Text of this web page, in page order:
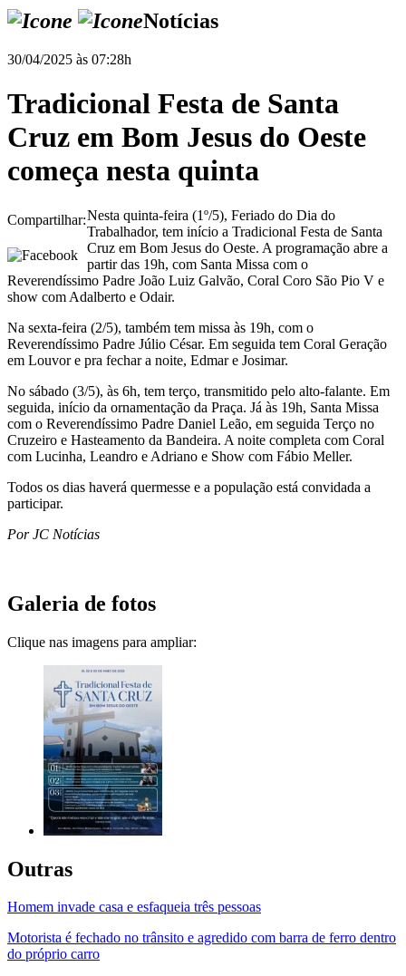
Notícias
30/04/2025 às 07:28h
Tradicional Festa de Santa
Cruz em Bom Jesus do Oeste
começa nesta quinta
Compartilhar:Nesta quinta-feira (1º/5), Feriado do Dia do
Trabalhador, tem início a Tradicional Festa de Santa
Cruz em Bom Jesus do Oeste. A programação abre a
partir das 19h, com Santa Missa com o
Reverendíssimo Padre João Luiz Galvão, Coral Coro São Pio V e
show com Adalberto e Odair.
Na sexta-feira (2/5), também tem missa às 19h, com o
Reverendíssimo Padre Júlio César. Em seguida tem Coral Geração
em Louvor e pra fechar a noite, Edmar e Josimar.
No sábado (3/5), às 6h, tem terço, transmitido pelo alto-falante. Em
seguida, início da ornamentação da Praça. Já às 19h, Santa Missa
com o Reverendíssimo Padre Daniel Leão, em seguida Terço no
Cruzeiro e Hasteamento da Bandeira. A noite completa com Coral
com Lucinha, Leandro e Adriano e Show com Fábio Meller.
Todos os dias haverá quermesse e a população está convidada a
participar.
Por JC Notícias
Galeria de fotos
Clique nas imagens para ampliar:
Outras
Homem invade casa e esfaqueia três pessoas
Motorista é fechado no trânsito e agredido com barra de ferro dentro
do próprio carro